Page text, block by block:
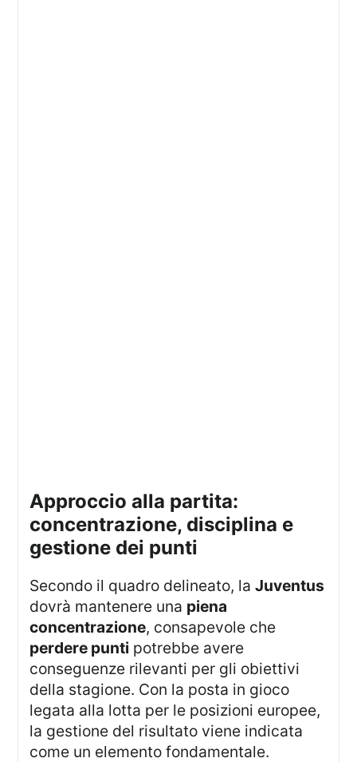
approccio alla partita:
concentrazione, disciplina e
gestione dei punti
Secondo il quadro delineato, laJuventus
dovrà mantenere una piena
concentrazione, consapevole che
perdere punti potrebbe avere
conseguenze rilevanti per gli obiettivi
della stagione. Con la posta in gioco
legata alla lotta per le posizioni europee,
la gestione del risultato viene indicata
come un elemento fondamentale.